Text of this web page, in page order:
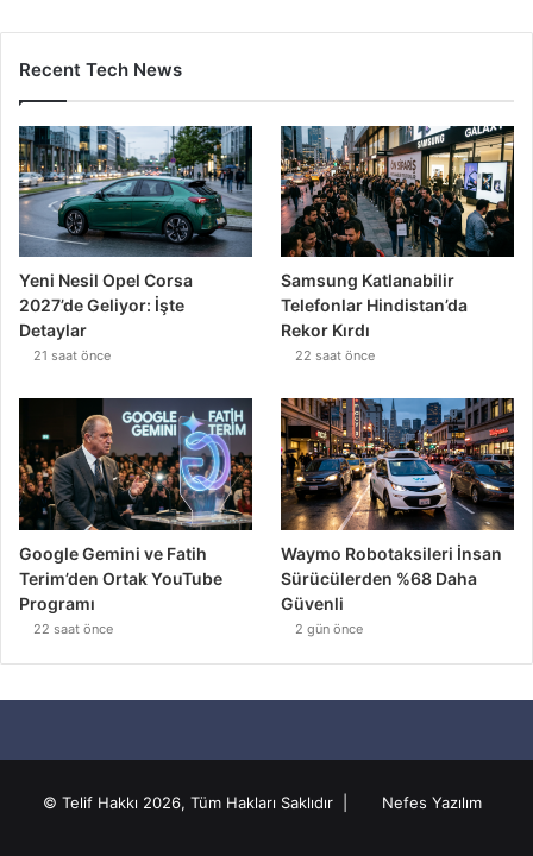
Recent Tech News
Yeni Nesil Opel Corsa
2027’de Geliyor: İşte
Detaylar
21 saat önce
Samsung Katlanabilir
Telefonlar Hindistan’da
Rekor Kırdı
22 saat önce
Google Gemini ve Fatih
Terim’den Ortak YouTube
Programı
22 saat önce
Waymo Robotaksileri İnsan
Sürücülerden %68 Daha
Güvenli
2 gün önce
© Telif Hakkı 2026, Tüm Hakları Saklıdır | Nefes Yazılım